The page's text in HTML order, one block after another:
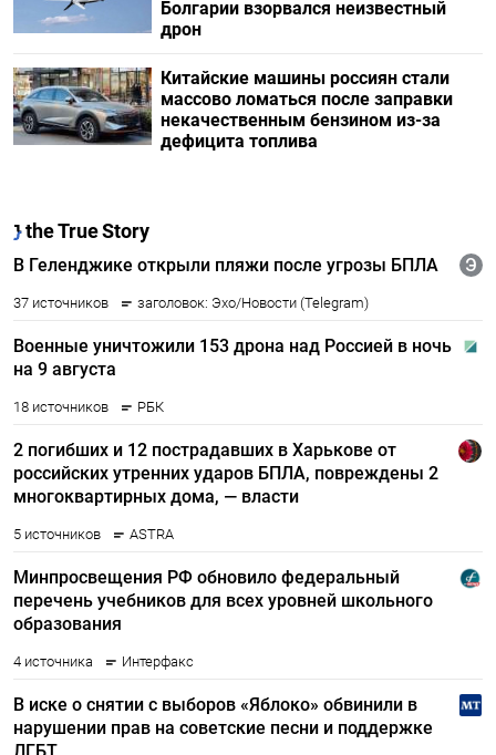
Болгарии взорвался неизвестный
дрон
Китайские машины россиян стали
массово ломаться после заправки
некачественным бензином из-за
дефицита топлива